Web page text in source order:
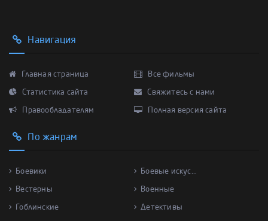
Навигация
Главная страница Все фильмы
Статистика сайта Свяжитесь с нами
Правообладателям Полная версия сайта
По жанрам
Боевики Боевые искус...
Вестерны Военные
Гоблинские Детективы